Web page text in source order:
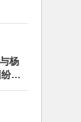
杨
二